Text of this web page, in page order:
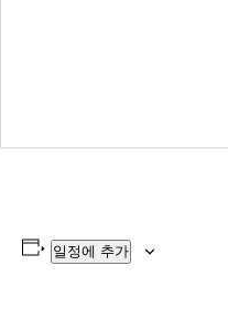
일정에 추가